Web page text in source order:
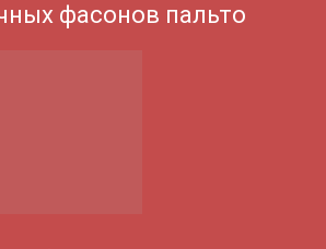
фасонов пальто